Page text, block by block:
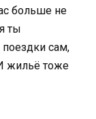
больше не
ты
сам,
жильё тоже